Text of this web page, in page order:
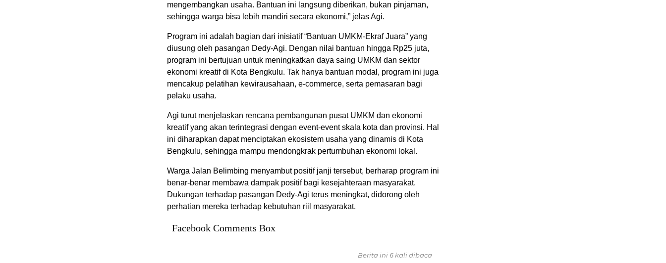
mengembangkan usaha. Bantuan ini langsung diberikan, bukan pinjaman,
sehingga warga bisa lebih mandiri secara ekonomi,” jelas Agi.
Program ini adalah bagian dari inisiatif “Bantuan UMKM-Ekraf Juara” yang
diusung oleh pasangan Dedy-Agi. Dengan nilai bantuan hingga Rp25 juta,
program ini bertujuan untuk meningkatkan daya saing UMKM dan sektor
ekonomi kreatif di Kota Bengkulu. Tak hanya bantuan modal, program ini juga
mencakup pelatihan kewirausahaan, e-commerce, serta pemasaran bagi
pelaku usaha.
Agi turut menjelaskan rencana pembangunan pusat UMKM dan ekonomi
kreatif yang akan terintegrasi dengan event-event skala kota dan provinsi. Hal
ini diharapkan dapat menciptakan ekosistem usaha yang dinamis di Kota
Bengkulu, sehingga mampu mendongkrak pertumbuhan ekonomi lokal.
Warga Jalan Belimbing menyambut positif janji tersebut, berharap program ini
benar-benar membawa dampak positif bagi kesejahteraan masyarakat.
Dukungan terhadap pasangan Dedy-Agi terus meningkat, didorong oleh
perhatian mereka terhadap kebutuhan riil masyarakat.
Facebook Comments Box
Berita ini 6 kali dibaca